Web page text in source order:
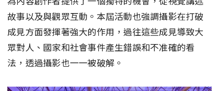
故事以及與觀眾互動。本屆活動也強調攝影在打破
成見方面發揮著強大的作用，過往這些成見導致大
眾對人、國家和社會事件產生錯誤和不准確的看
法，透過攝影也一一被破解。